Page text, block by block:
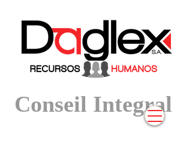
Conseil Integral